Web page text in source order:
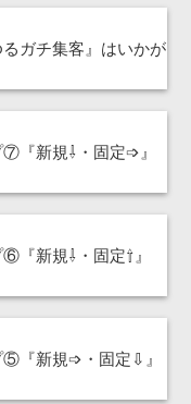
ガチ集客』はいかが
『新規⇩・固定➩』
『新規⇩・固定⇧』
⑤『新規➩・固定⇩』